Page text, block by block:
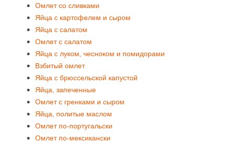
Омлет со сливками
Яйца с картофелем и сыром
Яйца с салатом
Омлет с салатом
Яйца с луком, чесноком и помидорами
Взбитый омлет
Яйца с брюссельской капустой
Яйца, запеченные
Омлет с гренками и сыром
Яйца, политые маслом
Омлет по-португальски
Омлет по-мексикански